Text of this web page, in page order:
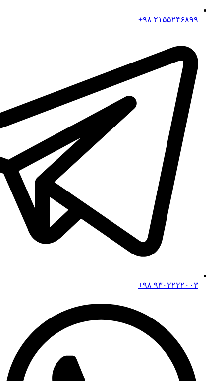
۲۱۵۵۲۴۶۸۹۹ ۹۸+
۹۳۰۲۲۲۲۰۰۳ ۹۸+